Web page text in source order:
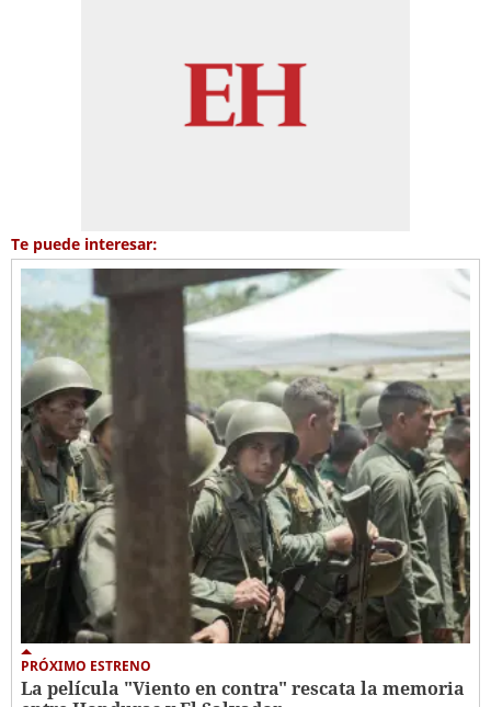
Te puede interesar:
PRÓXIMO ESTRENO
La película "Viento en contra" rescata la memoria